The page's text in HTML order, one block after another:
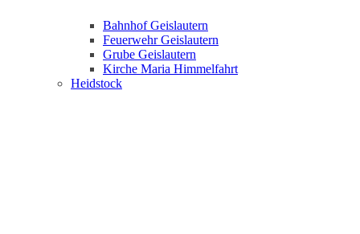
Bahnhof Geislautern
Feuerwehr Geislautern
Grube Geislautern
Kirche Maria Himmelfahrt
Heidstock